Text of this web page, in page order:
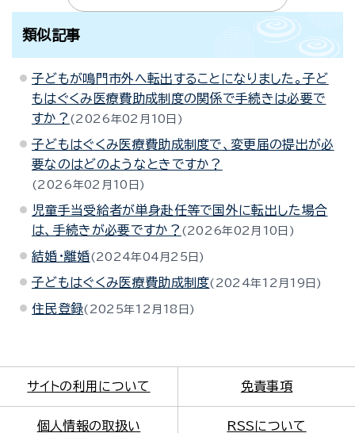
類似記事
子どもが鳴門市外へ転出することになりました。子ど
もはぐくみ医療費助成制度の関係で手続きは必要で
すか？
2026年02月10日
子どもはぐくみ医療費助成制度で、変更届の提出が必
要なのはどのようなときですか？
2026年02月10日
児童手当受給者が単身赴任等で国外に転出した場合
は、手続きが必要ですか？
2026年02月10日
結婚・離婚 2024年04月25日
子どもはぐくみ医療費助成制度 2024年12月19日
住民登録 2025年12月18日
サイトの利用について 免責事項
個人情報の取扱い RSSについて